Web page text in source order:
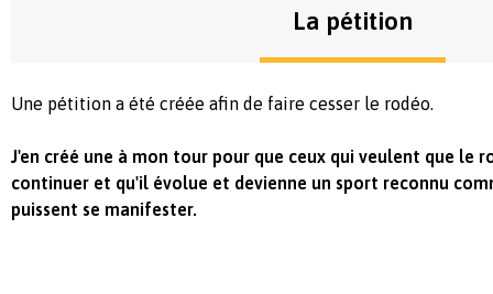
La pétition
Une pétition a été créée afin de faire cesser le rodéo.
J'en créé une à mon tour pour que ceux qui veulent que le
continuer et qu'il évolue et devienne un sport reconnu
puissent se manifester.